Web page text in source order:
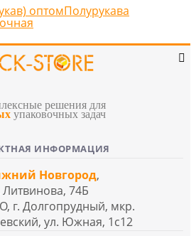
оптомПолурукава
решения для
упаковочных задач
ИНФОРМАЦИЯ
Новгород,
Литвинова, 74Б
г. Долгопрудный, мкр.
ул. Южная, 1с12